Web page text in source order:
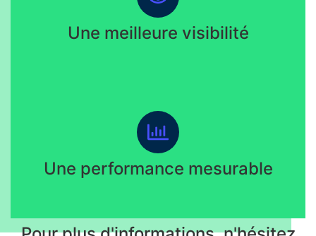
Une meilleure visibilité
Une performance mesurable